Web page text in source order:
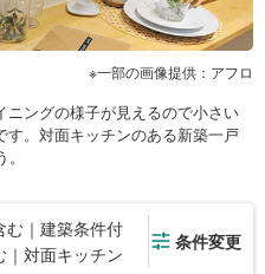
一部の画像提供：アフロ
ングの様子が見えるので小さい
。対面キッチンのある新築一戸
む｜建築条件付
｜対面キッチン
条件変更